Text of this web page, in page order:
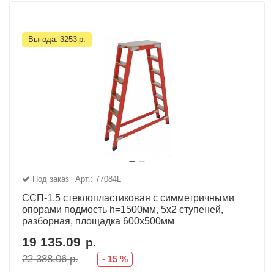
Выгода: 3253 р.
Под заказ Арт.: 77084L
ССП-1,5 стеклопластиковая с симметричными
опорами подмость h=1500мм, 5х2 ступеней,
разборная, площадка 600х500мм
19 135.09 р.
22 388.06р. - 15 %